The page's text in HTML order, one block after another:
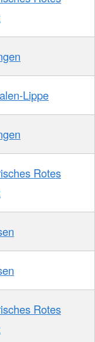
Lippe
Rotes
Rotes